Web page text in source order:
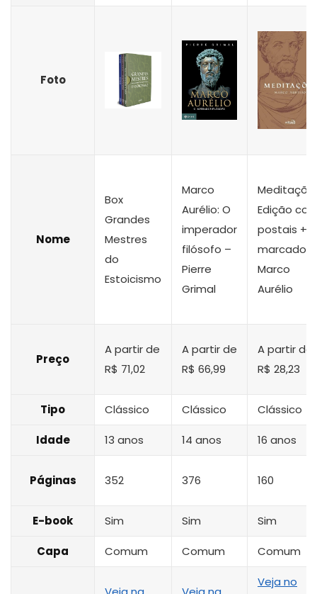
Foto
Nome
Box
Grandes
Mestres
do
Estoicismo
Marco
Aurélio: O
imperador
filósofo –
Pierre
Grimal
Edição
postais +
marcador
Marco
Aurélio
Preço
A partir de
R$ 71,02
A partir de
R$ 66,99
A partir de
R$ 28,23
Tipo Clássico Clássico Clássico
Idade 13 anos 14 anos 16 anos
Páginas 352 376 160
E-book Sim Sim Sim
Capa Comum Comum Comum
Veja no